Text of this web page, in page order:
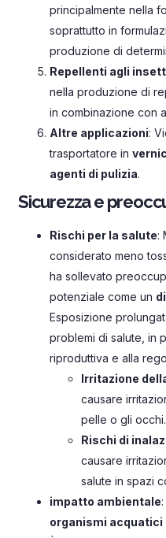
principalmente nella
soprattutto in
produzione di
Repellenti agli
nella produzione di
in combinazione con
Altre applicazioni:
trasportatore in
agenti di pulizia.
Sicurezza e
Rischi per la salute:
considerato meno
ha sollevato
potenziale come un
Esposizione
problemi di salute, in
riproduttiva e alla
Irritazione
causare
pelle o gli occhi.
Rischi di
causare
salute in spazi
impatto ambientale
organismi acquatici